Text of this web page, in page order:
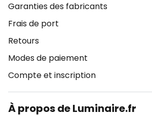
Garanties des fabricants
Frais de port
Retours
Modes de paiement
Compte et inscription
À propos de Luminaire.fr